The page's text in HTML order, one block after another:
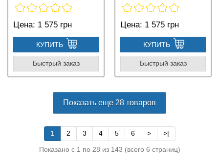
Цена: 1 575 грн
КУПИТЬ
Быстрый заказ
Цена: 1 575 грн
КУПИТЬ
Быстрый заказ
Показать еще 28 товаров
1 2 3 4 5 6 > >|
Показано с 1 по 28 из 143 (всего 6 страниц)